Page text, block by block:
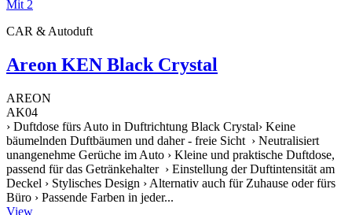
CAR & Autoduft
Areon KEN Black Crystal
AREON
AK04
› Duftdose fürs Auto in Duftrichtung Black Crystal› Keine
bäumelnden Duftbäumen und daher - freie Sicht › Neutralisiert
unangenehme Gerüche im Auto › Kleine und praktische Duftdose,
passend für das Getränkehalter › Einstellung der Duftintensität am
Deckel › Stylisches Design › Alternativ auch für Zuhause oder fürs
Büro › Passende Farben in jeder...
View